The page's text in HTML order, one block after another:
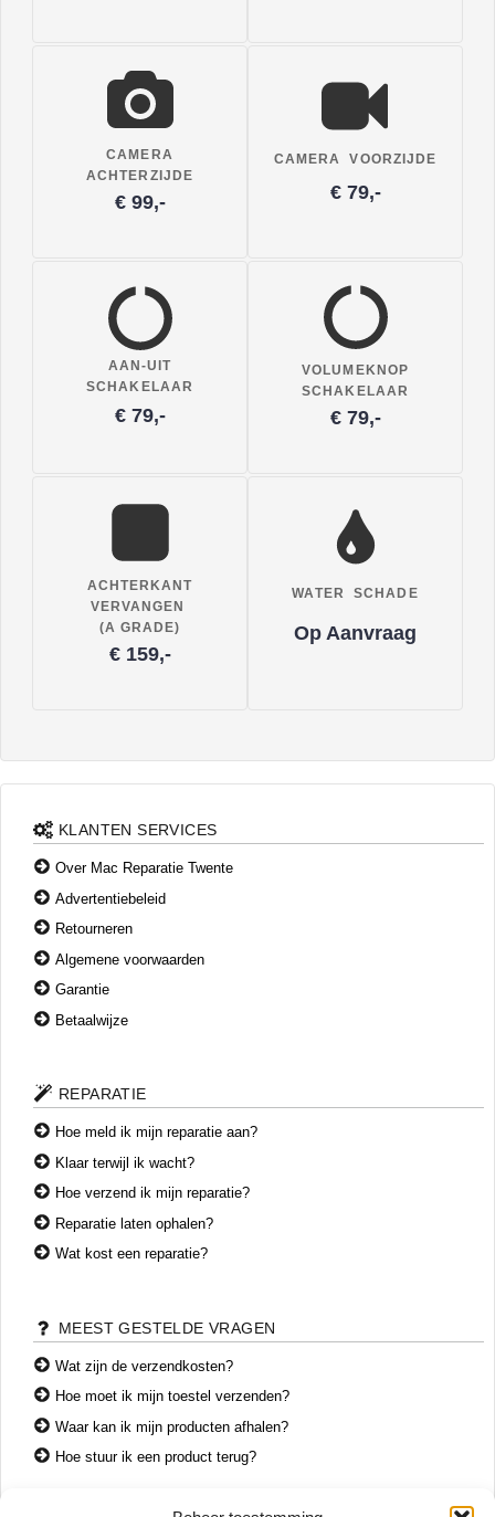
CAMERA
ACHTERZIJDE
€ 99,-
CAMERA VOORZIJDE
€ 79,-
AAN-UIT
SCHAKELAAR
€ 79,-
VOLUMEKNOP
SCHAKELAAR
€ 79,-
ACHTERKANT
VERVANGEN
(A GRADE)
€ 159,-
WATER SCHADE
Op Aanvraag
KLANTEN SERVICES
Over Mac Reparatie Twente
Advertentiebeleid
Retourneren
Algemene voorwaarden
Garantie
Betaalwijze
REPARATIE
Hoe meld ik mijn reparatie aan?
Klaar terwijl ik wacht?
Hoe verzend ik mijn reparatie?
Reparatie laten ophalen?
Wat kost een reparatie?
MEEST GESTELDE VRAGEN
Wat zijn de verzendkosten?
Hoe moet ik mijn toestel verzenden?
Waar kan ik mijn producten afhalen?
Hoe stuur ik een product terug?